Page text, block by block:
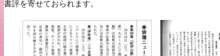
書評を寄せておられます。